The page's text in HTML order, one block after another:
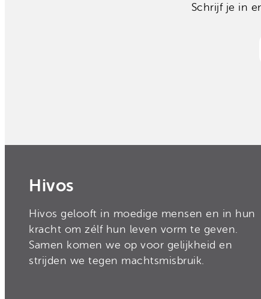
Schrijf je in
Hivos
Hivos gelooft in moedige mensen en in hun
kracht om zélf hun leven vorm te geven.
Samen komen we op voor gelijkheid en
strijden we tegen machtsmisbruik.